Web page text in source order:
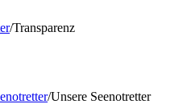
/Transparenz
/Unsere Seenotretter